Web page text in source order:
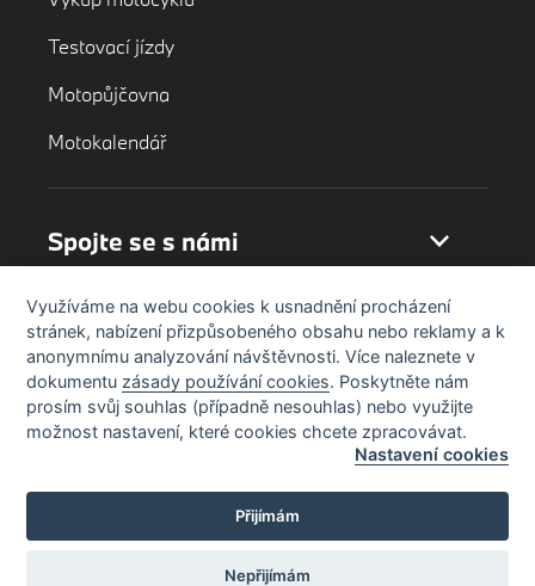
Testovací jízdy
Motopůjčovna
Motokalendář
Spojte se s námi
Využíváme na webu cookies k usnadnění procházení
stránek, nabízení přizpůsobeného obsahu nebo reklamy a k
anonymnímu analyzování návštěvnosti. Více naleznete v
dokumentu zásady používání cookies. Poskytněte nám
prosím svůj souhlas (případně nesouhlas) nebo využijte
možnost nastavení, které cookies chcete zpracovávat.
Nastavení cookies
Přijímám
Nepřijímám